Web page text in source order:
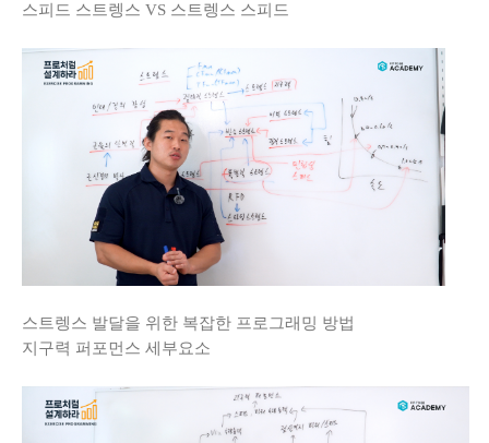
스피드 스트렝스 VS 스트렝스 스피드
스트렝스 발달을 위한 복잡한 프로그래밍 방법
지구력 퍼포먼스 세부요소